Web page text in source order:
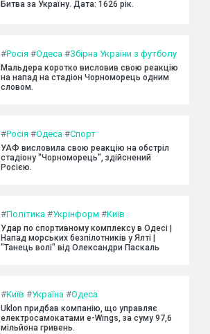
Битва за Україну. Дата: 1626 рік.
#Росія #Одеса #Збірна України з футболу
Мальдера коротко висловив свою реакцію
на напад на стадіон Чорноморець одним
словом.
#Росія #Одеса #Спорт
УАФ висловила свою реакцію на обстріл
стадіону "Чорноморець", здійснений
Росією.
#Політика #Укрінформ #Київ
Удар по спортивному комплексу в Одесі |
Напад морських безпілотників у Ялті |
"Танець волі" від Олександри Паскаль
#Київ #Україна #Одеса
Uklon придбав компанію, що управляє
електросамокатами e-Wings, за суму 97,6
мільйона гривень.